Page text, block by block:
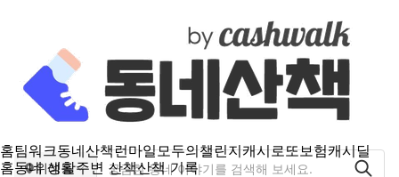
홈팀워크동네산책런마일모두의챌린지캐시로또보험캐시딜
홈동네 생활주변 산책산책 기록
위례동